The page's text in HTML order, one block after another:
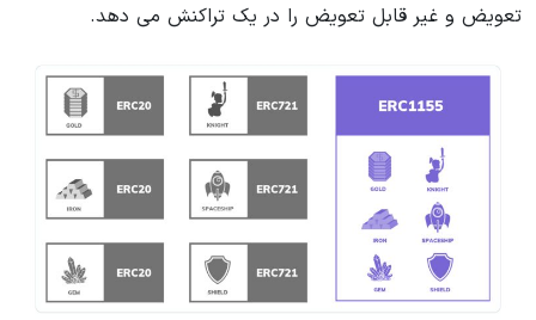
تعویض و غیر قابل تعویض را در یک تراکنش می دهد.